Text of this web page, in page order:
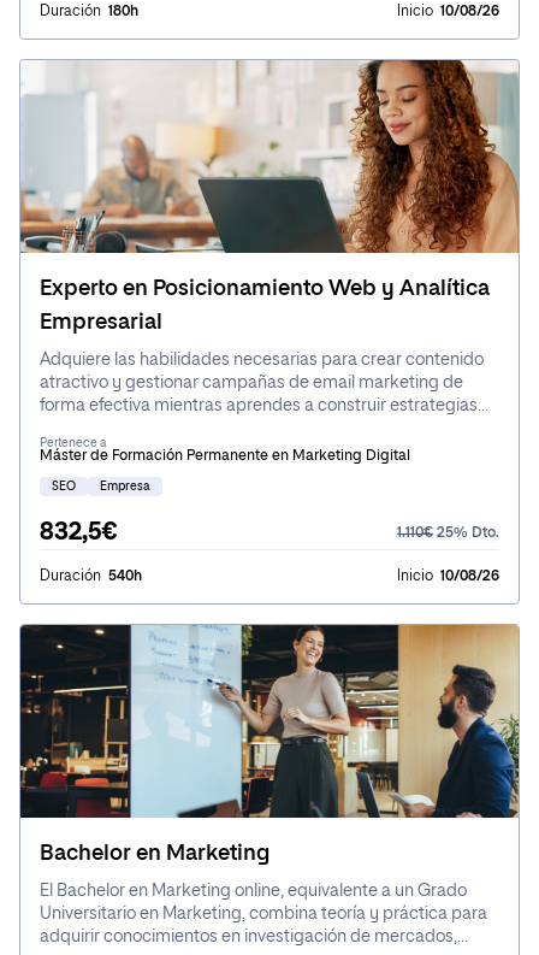
Duración 180h Inicio 10/08/26
Experto en Posicionamiento Web y Analítica
Empresarial
Adquiere las habilidades necesarias para crear contenido
atractivo y gestionar campañas de email marketing de
forma efectiva mientras aprendes a construir estrategias
online y atraigan tráfico de calidad.
Pertenece a
Máster de Formación Permanente en Marketing Digital
SEO Empresa
832,5€ 1.110€ 25% Dto.
Duración 540h Inicio 10/08/26
Bachelor en Marketing
El Bachelor en Marketing online, equivalente a un Grado
Universitario en Marketing, combina teoría y práctica para
adquirir conocimientos en investigación de mercados,